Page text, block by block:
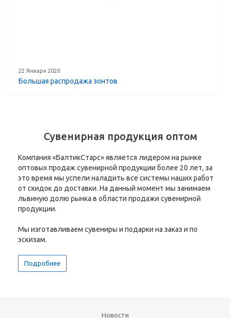
22 Января 2020
Большая распродажа зонтов
Сувенирная продукция оптом
Компания «БалтикСтарс» является лидером на рынке
оптовых продаж сувенирной продукции более 20 лет, за
это время мы успели наладить все системы наших работ
от скидок до доставки. На данный момент мы занимаем
львиную долю рынка в области продажи сувенирной
продукции.
Мы изготавливаем сувениры и подарки на заказ и по
эскизам.
Подробнее
Новости